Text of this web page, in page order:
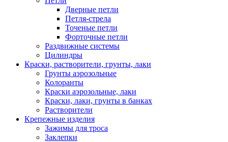
Дверные петли
Петля-стрела
Точеные петли
Форточные петли
Раздвижные системы
Цилиндры
Краски, растворители, грунты, лаки
Грунты аэрозольные
Колоранты
Краски аэрозольные, лаки
Краски, лаки, грунты в банках
Растворители
Крепежные изделия
Зажимы для троса
Заклепки